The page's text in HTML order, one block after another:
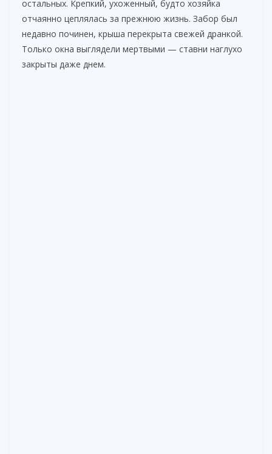
остальных. Крепкий, ухоженный, будто хозяйка
отчаянно цеплялась за прежнюю жизнь. Забор был
недавно починен, крыша перекрыта свежей дранкой.
Только окна выглядели мертвыми — ставни наглухо
закрыты даже днем.